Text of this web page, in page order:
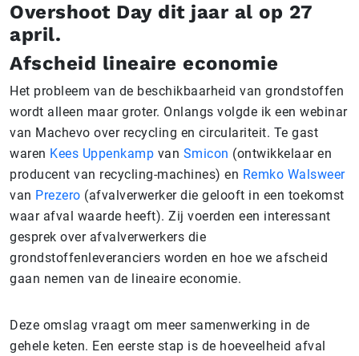
Overshoot Day dit jaar al op 27
april.
Afscheid lineaire economie
Het probleem van de beschikbaarheid van grondstoffen
wordt alleen maar groter. Onlangs volgde ik een webinar
van Machevo over recycling en circulariteit. Te gast
waren Kees Uppenkamp van Smicon (ontwikkelaar en
producent van recycling-machines) en Remko Walsweer
van Prezero (afvalverwerker die gelooft in een toekomst
waar afval waarde heeft). Zij voerden een interessant
gesprek over afvalverwerkers die
grondstoffenleveranciers worden en hoe we afscheid
gaan nemen van de lineaire economie.
Deze omslag vraagt om meer samenwerking in de
gehele keten. Een eerste stap is de hoeveelheid afval